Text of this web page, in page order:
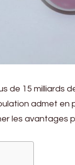
de 15 milliards
admet en
les avantages